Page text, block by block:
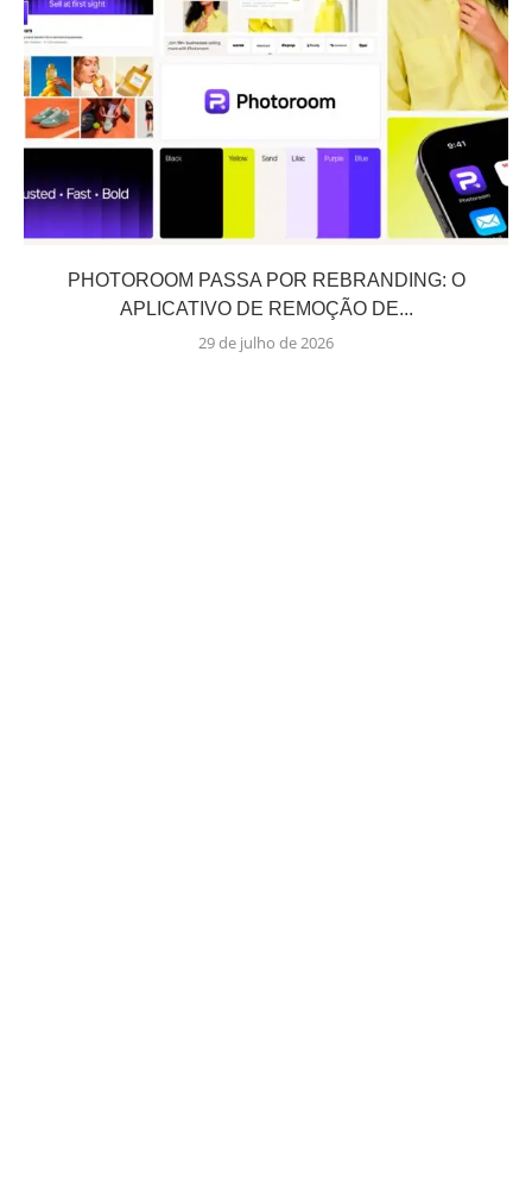
PHOTOROOM PASSA POR REBRANDING: O
APLICATIVO DE REMOÇÃO DE...
29 de julho de 2026